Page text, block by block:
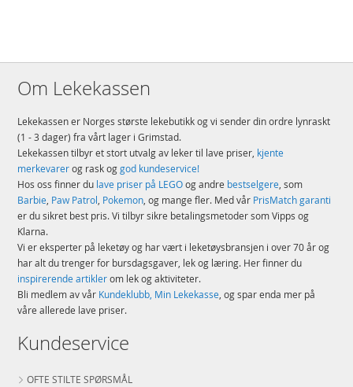
Om Lekekassen
Lekekassen er Norges største lekebutikk og vi sender din ordre lynraskt
(1 - 3 dager) fra vårt lager i Grimstad.
Lekekassen tilbyr et stort utvalg av leker til lave priser, kjente
merkevarerog rask oggod kundeservice!
Hos oss finner du lave priser på LEGOog andre bestselgere, som
Barbie, Paw Patrol, Pokemon, og mange fler. Med vår PrisMatch garanti
er du sikret best pris. Vi tilbyr sikre betalingsmetoder som Vipps og
Klarna.
Vi er eksperter på leketøy og har vært i leketøysbransjen i over 70 år og
har alt du trenger for bursdagsgaver, lek og læring. Her finner du
inspirerende artiklerom lek og aktiviteter.
Bli medlem av vår Kundeklubb, Min Lekekasse, og spar enda mer på
våre allerede lave priser.
Kundeservice
OFTE STILTE SPØRSMÅL